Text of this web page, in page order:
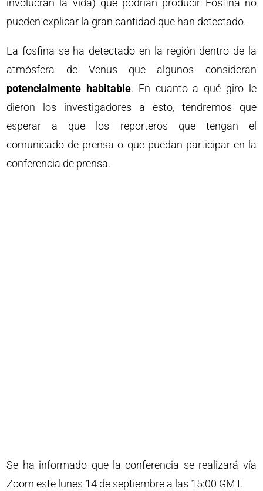
pueden explicar la gran cantidad que han detectado.
La fosfina se ha detectado en la región dentro de la
atmósfera de Venus que algunos consideran
potencialmente habitable. En cuanto a qué giro le
dieron los investigadores a esto, tendremos que
esperar a que los reporteros que tengan el
comunicado de prensa o que puedan participar en la
conferencia de prensa.
Se ha informado que la conferencia se realizará vía
Zoom este lunes 14 de septiembre a las 15:00 GMT.